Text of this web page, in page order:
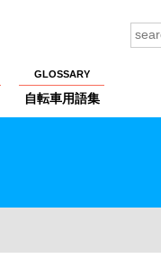
GLOSSARY
自転車用語集